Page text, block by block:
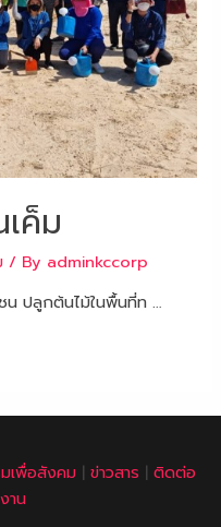
ค็ม
/ By adminkccorp
ปลูกต้นไม้ในพื้นที่ท …
เพื่อสังคม | ข่าวสาร | ติดต่อ
าน